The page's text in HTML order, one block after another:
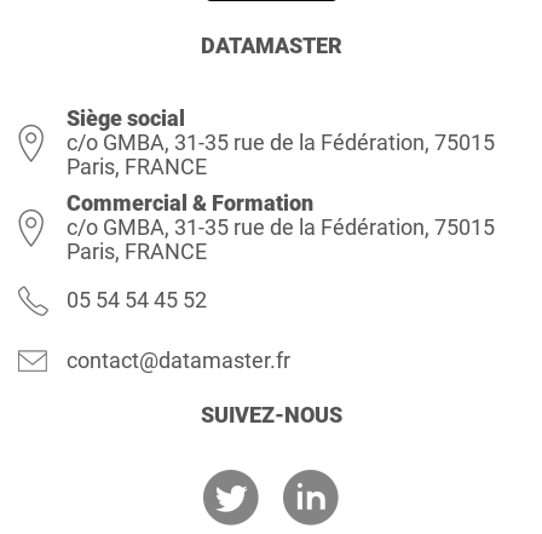
DATAMASTER
Siège social
c/o GMBA, 31-35 rue de la Fédération, 75015
Paris, FRANCE
Commercial & Formation
c/o GMBA, 31-35 rue de la Fédération, 75015
Paris, FRANCE
05 54 54 45 52
contact@datamaster.fr
SUIVEZ-NOUS